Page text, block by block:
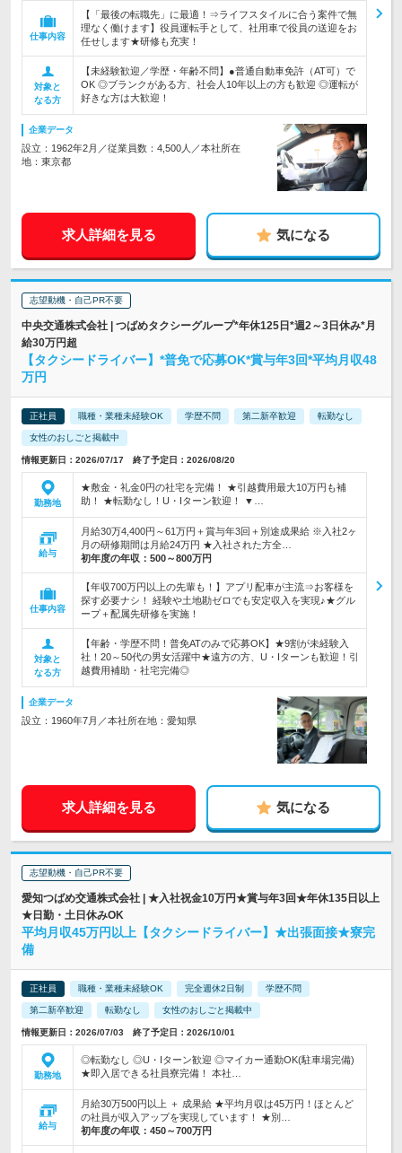
仕事内容
【「最後の転職先」に最適！⇒ライフスタイルに合う案件で無
理なく働けます】役員運転手として、社用車で役員の送迎をお
任せします★研修も充実！
対象と
なる方
【未経験歓迎／学歴・年齢不問】●普通自動車免許（AT可）で
OK ◎ブランクがある方、社会人10年以上の方も歓迎 ◎運転が
好きな方は大歓迎！
企業データ
設立：1962年2月／従業員数：4,500人／本社所在
地：東京都
求人詳細を見る 気になる
志望動機・自己PR不要
中央交通株式会社 | つばめタクシーグループ*年休125日*週2～3日休み*月
給30万円超
【タクシードライバー】*普免で応募OK*賞与年3回*平均月収48
万円
正社員 職種・業種未経験OK 学歴不問 第二新卒歓迎 転勤なし
女性のおしごと掲載中
情報更新日：2026/07/17 終了予定日：2026/08/20
勤務地
★敷金・礼金0円の社宅を完備！ ★引越費用最大10万円も補
助！ ★転勤なし！U・Iターン歓迎！ ▼…
給与
月給30万4,400円～61万円＋賞与年3回＋別途成果給 ※入社2ヶ
月の研修期間は月給24万円 ★入社された方全…
初年度の年収： 500～800万円
仕事内容
【年収700万円以上の先輩も！】アプリ配車が主流⇒お客様を
探す必要ナシ！ 経験や土地勘ゼロでも安定収入を実現♪★グル
ープ＋配属先研修を実施！
対象と
なる方
【年齢・学歴不問！普免ATのみで応募OK】★9割が未経験入
社！20～50代の男女活躍中★遠方の方、U・Iターンも歓迎！引
越費用補助・社宅完備◎
企業データ
設立：1960年7月／本社所在地：愛知県
求人詳細を見る 気になる
志望動機・自己PR不要
愛知つばめ交通株式会社 | ★入社祝金10万円★賞与年3回★年休135日以上
★日勤・土日休みOK
平均月収45万円以上【タクシードライバー】★出張面接★寮完
備
正社員 職種・業種未経験OK 完全週休2日制 学歴不問
第二新卒歓迎 転勤なし 女性のおしごと掲載中
情報更新日：2026/07/03 終了予定日：2026/10/01
勤務地
◎転勤なし ◎U・Iターン歓迎 ◎マイカー通勤OK(駐車場完備)
★即入居できる社員寮完備！ 本社…
給与
月給30万500円以上 ＋ 成果給 ★平均月収は45万円！ほとんど
の社員が収入アップを実現しています！ ★別…
初年度の年収： 450～700万円